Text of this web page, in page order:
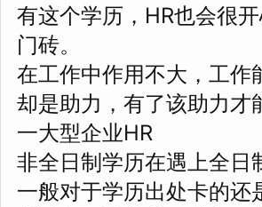
有这个学历，HR也会很
门砖。
在工作中作用不大，工作
却是助力，有了该助力才
一大型企业HR
非全日制学历在遇上全日
一般对于学历出处卡的